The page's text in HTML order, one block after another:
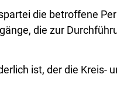
die betroffene
die zur
ist, der die Kreis-